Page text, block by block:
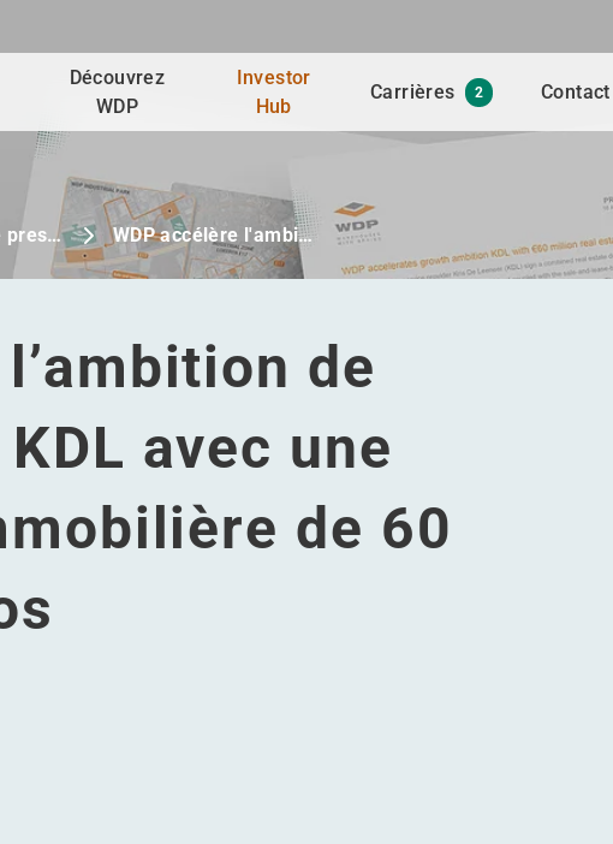
Découvrez
WDP
Investor
Hub
Carrières 2 Contact
pres… WDP accélère l'ambi…
de
avec une
de 60
avec une transaction immobilière de 60 millions d'euros
de KDL avec une transaction immobilière de 60 millions d'euros
de KDL avec une transaction immobilière de 60 millions
de croissance de KDL avec une transaction immobilière de 60